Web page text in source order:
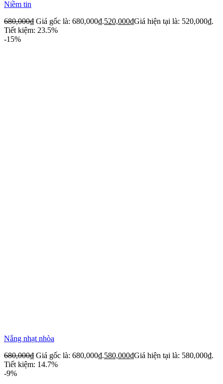
Niềm tin
680,000₫ Giá gốc là: 680,000₫.520,000₫Giá hiện tại là: 520,000₫.
Tiết kiệm: 23.5%
-15%
Nắng nhạt nhòa
680,000₫ Giá gốc là: 680,000₫.580,000₫Giá hiện tại là: 580,000₫.
Tiết kiệm: 14.7%
-9%